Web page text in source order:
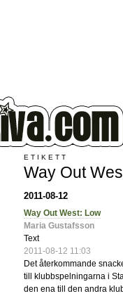
ETIKETT
Way Out
2011-08-12
Way Out West: Low
Maria Gustafsson
Text
2011-08-12 11:03
Det återkommande
till klubbspelningarna i
den ena till den andra